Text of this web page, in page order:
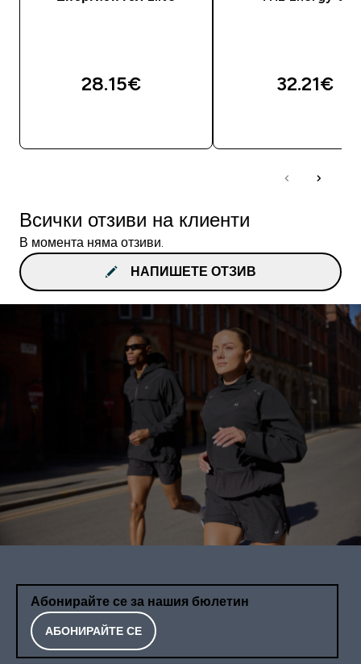
28.15€‎ 32.21€‎
Всички отзиви на клиенти
В момента няма отзиви.
НАПИШЕТЕ ОТЗИВ
Абонирайте се за нашия бюлетин
АБОНИРАЙТЕ СЕ